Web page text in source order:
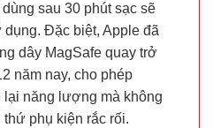
sau 30 phút sạc sẽ
Đặc biệt, Apple đã
dây MagSafe quay trở
năm nay, cho phép
năng lượng mà không
phụ kiện rắc rối.